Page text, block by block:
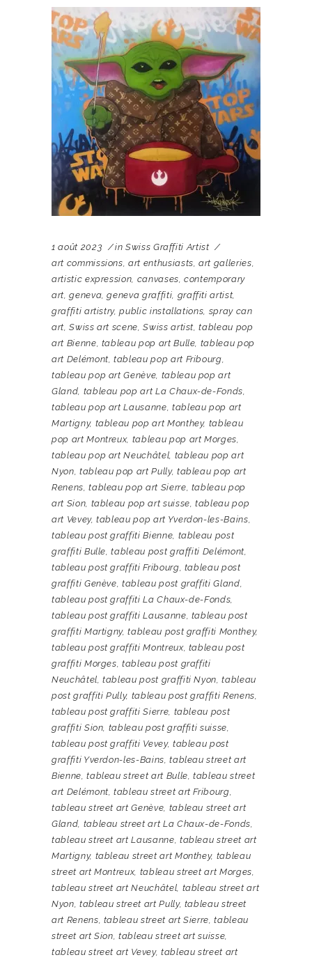
1 août 2023 in Swiss Graffiti Artist
art commissions,art enthusiasts,art galleries,
artistic expression, canvases,contemporary
art,geneva,geneva graffiti, graffiti artist,
graffiti artistry,public installations, spray can
art,Swiss art scene,Swiss artist,tableau pop
art Bienne, tableau pop art Bulle, tableau pop
art Delémont,tableau pop art Fribourg,
tableau pop art Genève, tableau pop art
Gland, tableau pop art La Chaux-de-Fonds,
tableau pop art Lausanne, tableau pop art
Martigny, tableau pop art Monthey, tableau
pop art Montreux, tableau pop art Morges,
tableau pop art Neuchâtel, tableau pop art
Nyon, tableau pop art Pully, tableau pop art
Renens,tableau pop art Sierre, tableau pop
art Sion, tableau pop art suisse,tableau pop
art Vevey,tableau pop art Yverdon-les-Bains,
tableau post graffiti Bienne, tableau post
graffiti Bulle,tableau post graffiti Delémont,
tableau post graffiti Fribourg, tableau post
graffiti Genève,tableau post graffiti Gland,
tableau post graffiti La Chaux-de-Fonds,
tableau post graffiti Lausanne, tableau post
graffiti Martigny,tableau post graffiti Monthey,
tableau post graffiti Montreux, tableau post
graffiti Morges,tableau post graffiti
Neuchâtel,tableau post graffiti Nyon,tableau
post graffiti Pully, tableau post graffiti Renens,
tableau post graffiti Sierre, tableau post
graffiti Sion, tableau post graffiti suisse,
tableau post graffiti Vevey, tableau post
graffiti Yverdon-les-Bains,tableau street art
Bienne,tableau street art Bulle,tableau street
art Delémont,tableau street art Fribourg,
tableau street art Genève, tableau street art
Gland, tableau street art La Chaux-de-Fonds,
tableau street art Lausanne, tableau street art
Martigny, tableau street art Monthey, tableau
street art Montreux, tableau street art Morges,
tableau street art Neuchâtel, tableau street art
Nyon, tableau street art Pully, tableau street
art Renens, tableau street art Sierre,tableau
street art Sion,tableau street art suisse,
tableau street art Vevey, tableau street art